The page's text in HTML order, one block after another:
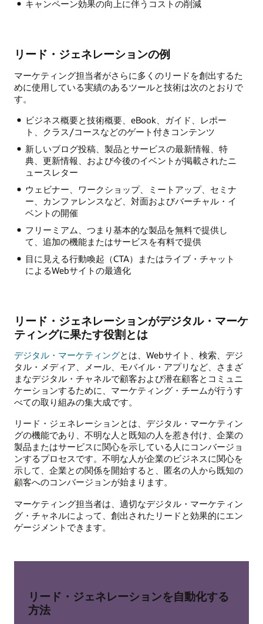
キャンペーン効果の向上に伴うコストの削減
リード・ジェネレーションの例
マーケティング担当者がさらに多くのリードを創出するた
めに使用している実績のあるツールと技術は次のとおりで
す。
ビジネス概要と技術概要、eBook、ガイド、レポー
ト、クラス/コースなどのゲート付きコンテンツ
新しいブログ投稿、製品とサービスの最新情報、特
典、更新情報、および今後のイベントが掲載されたニ
ュースレター
ウェビナー、ワークショップ、ミートアップ、セミナ
ー、カンファレンスなど、対面およびバーチャル・イ
ベントの開催
フリーミアム、つまり基本的な製品を無料で提供し
て、追加の機能またはサービスを有料で提供
目に見える行動喚起（CTA）またはライブ・チャット
によるWebサイトの最適化
リード・ジェネレーションがデジタル・マーケ
ティングに果たす役割とは
デジタル・マーケティングとは、Webサイト、検索、デジ
タル・メディア、メール、モバイル・アプリなど、さまざ
まなデジタル・チャネルで顧客および潜在顧客とコミュニ
ケーションするために、マーケティング・チームが行うす
べての取り組みの集大成です。
リード・ジェネレーションとは、デジタル・マーケティン
グの機能であり、不明な人と既知の人を惹き付け、企業の
製品またはサービスに関心を示している人にコンバージョ
ンするプロセスです。不明な人が企業のビジネスに関心を
示して、企業との関係を開始すると、匿名の人から既知の
顧客へのコンバージョンが始まります。
マーケティング担当者は、適切なデジタル・マーケティン
グ・チャネルによって、創出されたリードと効果的にエン
ゲージメントできます。
リード・ジェネレーションを自動化する
方法